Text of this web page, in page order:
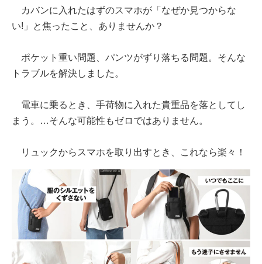
カバンに入れたはずのスマホが「なぜか見つからな
い!」と焦ったこと、ありませんか？
ポケット重い問題、パンツがずり落ちる問題。そんな
トラブルを解決しました。
電車に乗るとき、手荷物に入れた貴重品を落としてし
まう。…そんな可能性もゼロではありません。
リュックからスマホを取り出すとき、これなら楽々！